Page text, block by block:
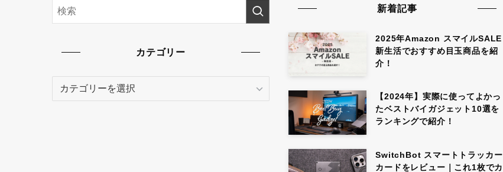
カテゴリー
新着記事
2025年Amazon スマイルSALE
新生活でおすすめ目玉商品を紹
介！
【2024年】実際に使ってよかっ
たベストバイガジェット10選を
ランキングで紹介！
SwitchBot スマートトラッカー
カードをレビュー｜これ1枚でカ